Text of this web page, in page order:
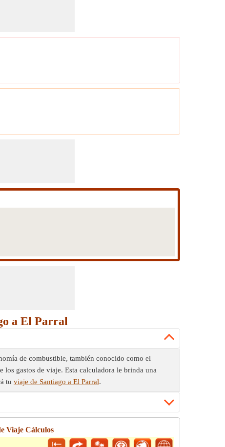
a El Parral
de combustible, también conocido como el
gastos de viaje. Esta calculadora le brinda una
tu viaje de Santiago a El Parral.
Viaje Cálculos